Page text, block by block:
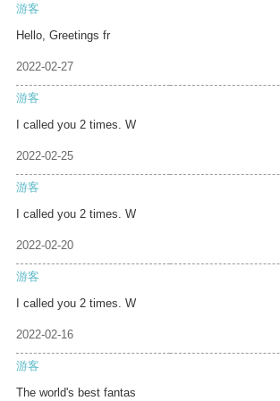
游客
Hello, Greetings fr
2022-02-27
游客
I called you 2 times. W
2022-02-25
游客
I called you 2 times. W
2022-02-20
游客
I called you 2 times. W
2022-02-16
游客
The world's best fantas